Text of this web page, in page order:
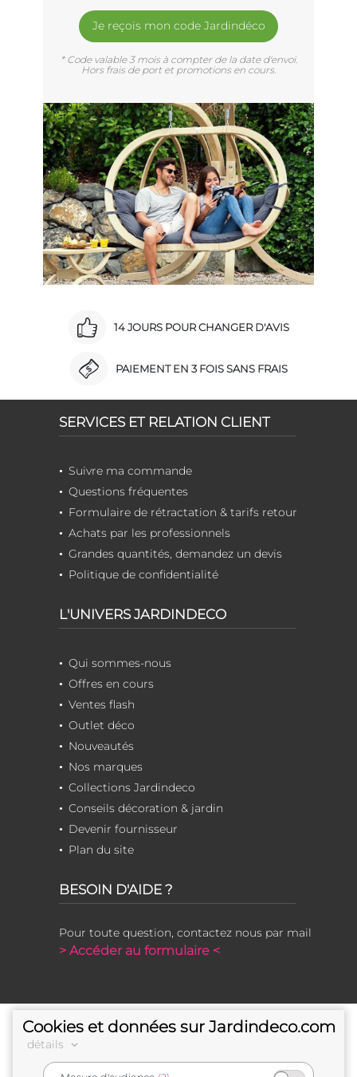
Je reçois mon code Jardindéco
* Code valable 3 mois à compter de la date d'envoi.
Hors frais de port et promotions en cours.
14 JOURS POUR CHANGER D'AVIS
PAIEMENT EN 3 FOIS SANS FRAIS
SERVICES ET RELATION CLIENT
Suivre ma commande
Questions fréquentes
Formulaire de rétractation & tarifs retour
Achats par les professionnels
Grandes quantités, demandez un devis
Politique de confidentialité
L'UNIVERS JARDINDECO
Qui sommes-nous
Offres en cours
Ventes flash
Outlet déco
Nouveautés
Nos marques
Collections Jardindeco
Conseils décoration & jardin
Devenir fournisseur
Plan du site
BESOIN D'AIDE ?
Pour toute question, contactez nous par mail
> Accéder au formulaire <
Cookies et données sur Jardindeco.com
détails